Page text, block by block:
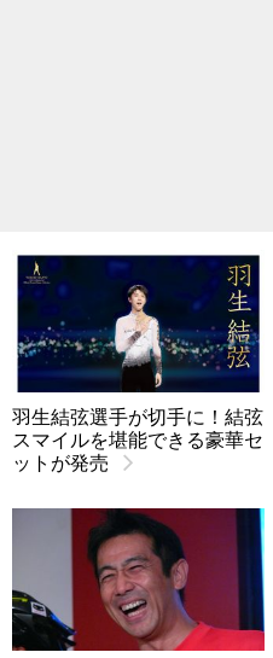
羽生結弦選手が切手に！結弦
スマイルを堪能できる豪華セ
ットが発売